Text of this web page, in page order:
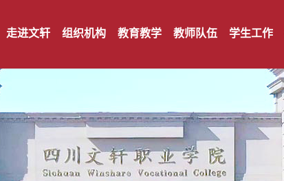
走进文轩 组织机构 教育教学 教师队伍 学生工作